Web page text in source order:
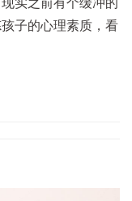
子的心理素质，看